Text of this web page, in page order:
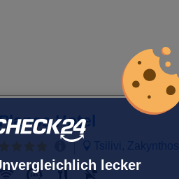
lecker
Hotel
Tsilivi, Zakynthos